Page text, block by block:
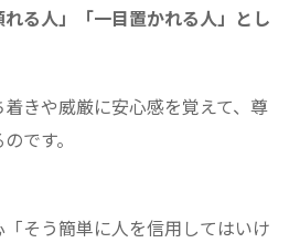
る人」「一目置かれる人」とし
きや威厳に安心感を覚えて、尊
です。
そう簡単に人を信用してはいけ